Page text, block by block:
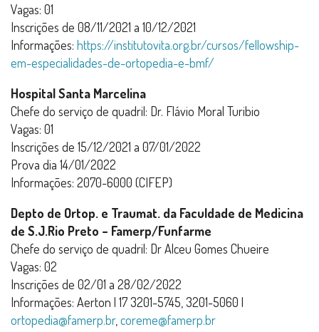
Vagas: 01
Inscrições de 08/11/2021 a 10/12/2021
Informações: https://institutovita.org.br/cursos/fellowship-
em-especialidades-de-ortopedia-e-bmf/
Hospital Santa Marcelina
Chefe do serviço de quadril: Dr. Flávio Moral Turibio
Vagas: 01
Inscrições de 15/12/2021 a 07/01/2022
Prova dia 14/01/2022
Informações: 2070-6000 (CIFEP)
Depto de Ortop. e Traumat. da Faculdade de Medicina
de S.J.Rio Preto – Famerp/Funfarme
Chefe do serviço de quadril: Dr Alceu Gomes Chueire
Vagas: 02
Inscrições de 02/01 a 28/02/2022
Informações: Aerton | 17 3201-5745, 3201-5060 |
ortopedia@famerp.br, coreme@famerp.br